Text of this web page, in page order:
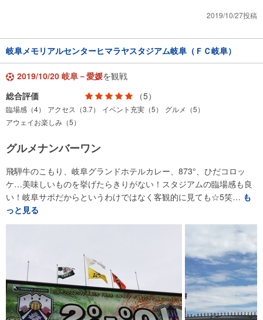
2019/10/27投稿
岐阜メモリアルセンターヒマラヤスタジアム岐阜（ＦＣ岐阜）
2019/10/20 岐阜－愛媛を観戦
総合評価
（5）
臨場感（4） アクセス（3.7） イベント充実（5）
グルメ（5）
アウェイお楽しみ（5）
グルメナンバーワン
飛騨牛のこもり、岐阜グランドホテルカレー、873°、ひだコロッ
ケ…美味しいものを挙げたらきりがない！スタジアムの臨場感も良
い！岐阜サポだからというわけではなく客観的に見ても☆5笑… も
っと見る